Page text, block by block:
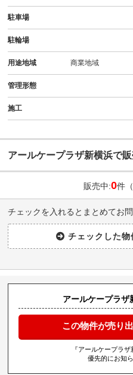
駐車場
駐輪場
用途地域 商業地域
管理形態
施工
アールケープラザ新横浜で
販売中:0件
チェックを入れるとまとめてお
アールケープラザ
この物件が売り
『アールケープラ
優先的にお知